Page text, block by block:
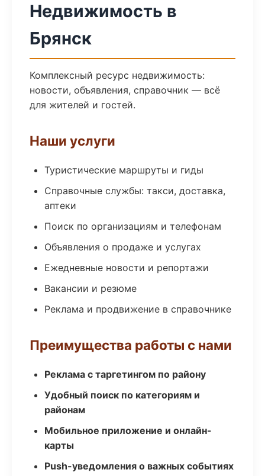
Недвижимость в
Брянск
Комплексный ресурс недвижимость:
новости, объявления, справочник — всё
для жителей и гостей.
Наши услуги
Туристические маршруты и гиды
Справочные службы: такси, доставка,
аптеки
Поиск по организациям и телефонам
Объявления о продаже и услугах
Ежедневные новости и репортажи
Вакансии и резюме
Реклама и продвижение в справочнике
Преимущества работы с нами
Реклама с таргетингом по району
Удобный поиск по категориям и
районам
Мобильное приложение и онлайн-
карты
Push-уведомления о важных событиях